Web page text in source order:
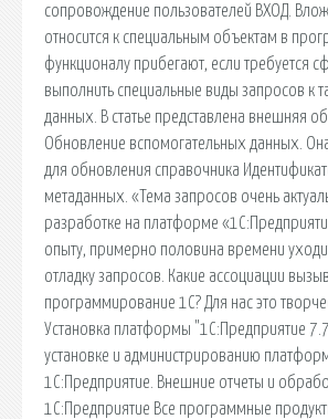
сопровождение пользователей ВХОД.
относится к специальным объектам в
функционалу прибегают, если требуется
выполнить специальные виды запросов к
данных. В статье представлена внешняя
Обновление вспомогательных данных.
для обновления справочника
метаданных. «Тема запросов очень
разработке на платформе
опыту, примерно половина времени
отладку запросов. Какие ассоциации
программирование 1С? Для нас это
Установка платформы "1С:Предприятие
установке и администрированию
1С:Предприятие. Внешние отчеты и
1С:Предприятие Все программные